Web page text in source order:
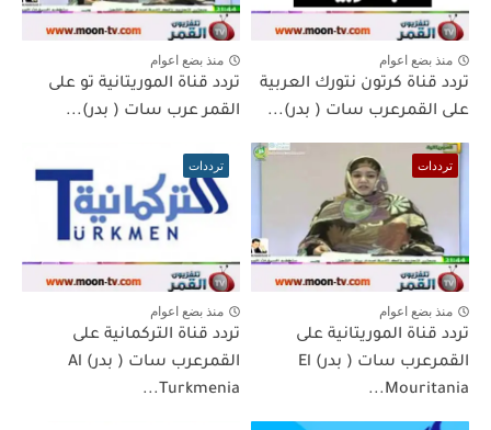
منذ بضع اعوام
تردد قناة كرتون نتورك العربية
على القمرعرب سات ( بدر)...
منذ بضع اعوام
تردد قناة الموريتانية تو على
القمر عرب سات ( بدر)...
ترددات
منذ بضع اعوام
تردد قناة الموريتانية على
القمرعرب سات ( بدر) El
Mouritania...
ترددات
منذ بضع اعوام
تردد قناة التركمانية على
القمرعرب سات ( بدر) Al
Turkmenia...